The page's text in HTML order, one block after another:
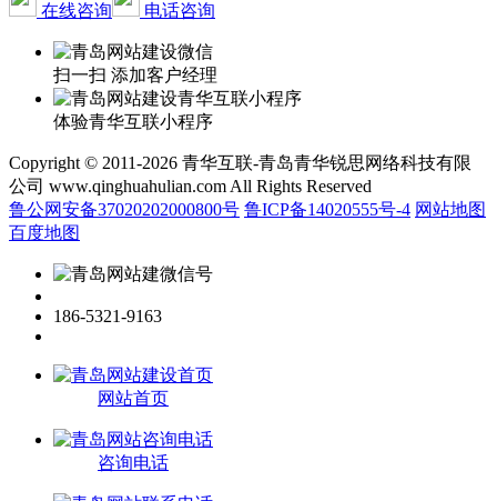
在线咨询
电话咨询
扫一扫 添加客户经理
体验青华互联小程序
Copyright © 2011-2026 青华互联-青岛青华锐思网络科技有限
公司 www.qinghuahulian.com All Rights Reserved
鲁公网安备37020202000800号 鲁ICP备14020555号-4 网站地图
百度地图
186-5321-9163
网站首页
咨询电话